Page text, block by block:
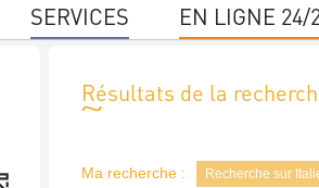
SERVICES EN LIGNE 24/
Résultats de la
Ma recherche : Recherche sur